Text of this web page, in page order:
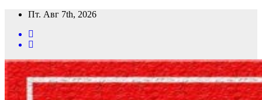
Перейти
содержимому
Пт. Авг 7th, 2026